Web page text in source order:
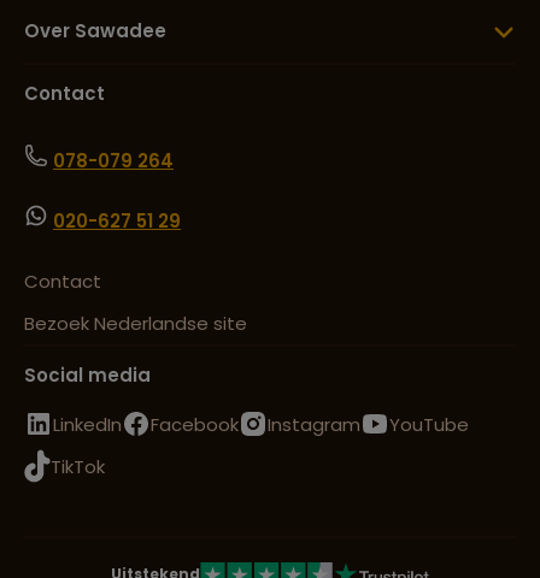
Over Sawadee
Contact
078-079 264
020-627 51 29
Contact
Bezoek Nederlandse site
Social media
LinkedIn
Facebook Instagram
YouTube
TikTok